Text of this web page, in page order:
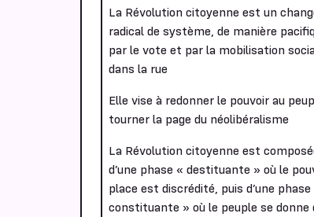
La Révolution citoyenne est un
radical de système, de manière
par le vote et par la mobilisation
dans la rue
Elle vise à redonner le pouvoir au
tourner la page du néolibéralisme
La Révolution citoyenne est
d’une phase « destituante » où le
place est discrédité, puis d’une phase
constituante » où le peuple se donne